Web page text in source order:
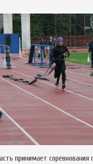
принимает